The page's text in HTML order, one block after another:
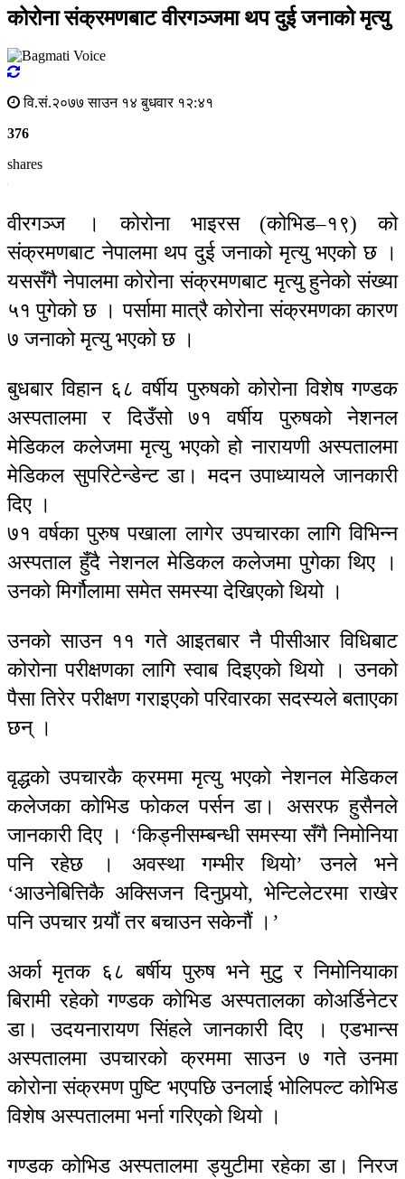
कोरोना संक्रमणबाट वीरगञ्जमा थप दुई जनाको मृत्यु
वि.सं.२०७७ साउन १४ बुधवार १२:४१
376
shares
वीरगञ्ज । कोरोना भाइरस (कोभिड–१९) को
संक्रमणबाट नेपालमा थप दुई जनाको मृत्यु भएको छ ।
यससँगै नेपालमा कोरोना संक्रमणबाट मृत्यु हुनेको संख्या
५१ पुगेको छ । पर्सामा मात्रै कोरोना संक्रमणका कारण
७ जनाको मृत्यु भएको छ ।
बुधबार विहान ६८ वर्षीय पुरुषको कोरोना विशेष गण्डक
अस्पतालमा र दिउँसो ७१ वर्षीय पुरुषको नेशनल
मेडिकल कलेजमा मृत्यु भएको हो नारायणी अस्पतालमा
मेडिकल सुपरिटेन्डेन्ट डा। मदन उपाध्यायले जानकारी
दिए ।
७१ वर्षका पुरुष पखाला लागेर उपचारका लागि विभिन्न
अस्पताल हुँदै नेशनल मेडिकल कलेजमा पुगेका थिए ।
उनको मिर्गौलामा समेत समस्या देखिएको थियो ।
उनको साउन ११ गते आइतबार नै पीसीआर विधिबाट
कोरोना परीक्षणका लागि स्वाब दिइएको थियो । उनको
पैसा तिरेर परीक्षण गराइएको परिवारका सदस्यले बताएका
छन् ।
वृद्धको उपचारकै क्रममा मृत्यु भएको नेशनल मेडिकल
कलेजका कोभिड फोकल पर्सन डा‍। असरफ हुसैनले
जानकारी दिए । ‘किड्नीसम्‍बन्धी समस्या सँगै निमोनिया
पनि रहेछ । अवस्था गम्भीर थियो’ उनले भने
‘आउनेबित्तिकै अक्सिजन दिनुपर्‍यो, भेन्टिलेटरमा राखेर
पनि उपचार गर्‍यौं तर बचाउन सकेनौं ।’
अर्का मृतक ६८ बर्षीय पुरुष भने मुटु र निमोनियाका
बिरामी रहेको गण्डक कोभिड अस्पतालका कोअर्डिनेटर
डा। उदयनारायण सिंहले जानकारी दिए । एडभान्स
अस्पतालमा उपचारको क्रममा साउन ७ गते उनमा
कोरोना संक्रमण पुष्टि भएपछि उनलाई भोलिपल्ट कोभिड
विशेष अस्पतालमा भर्ना गरिएको थियो ।
गण्डक कोभिड अस्पतालमा ड्युटीमा रहेका डा। निरज